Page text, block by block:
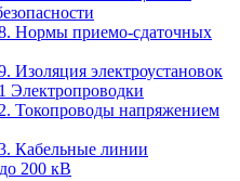
Нормы приемо-сдаточных
Изоляция электроустановок
Электропроводки
Токопроводы напряжением
Кабельные линии
200 кВ